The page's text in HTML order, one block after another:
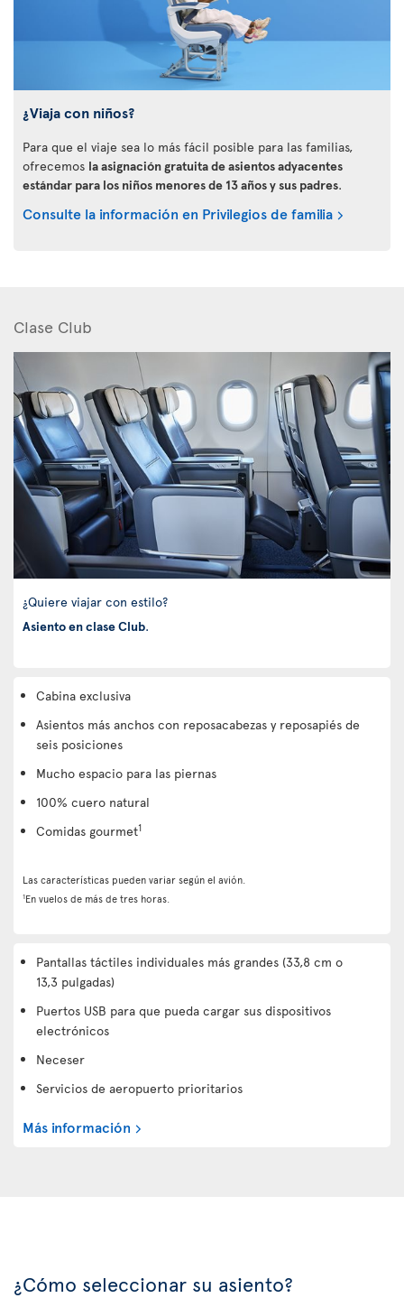
¿Viaja con niños?
Para que el viaje sea lo más fácil posible para las familias,
ofrecemos la asignación gratuita de asientos adyacentes
estándar para los niños menores de 13 años y sus padres.
Consulte la información en Privilegios de familia
Clase Club
¿Quiere viajar con estilo?
Asiento en clase Club.
Cabina exclusiva
Asientos más anchos con reposacabezas y reposapiés de
seis posiciones
Mucho espacio para las piernas
100% cuero natural
Comidas gourmet1
Las características pueden variar según el avión.
1En vuelos de más de tres horas.
Pantallas táctiles individuales más grandes (33,8 cm o
13,3 pulgadas)
Puertos USB para que pueda cargar sus dispositivos
electrónicos
Neceser
Servicios de aeropuerto prioritarios
Más información
¿Cómo seleccionar su asiento?